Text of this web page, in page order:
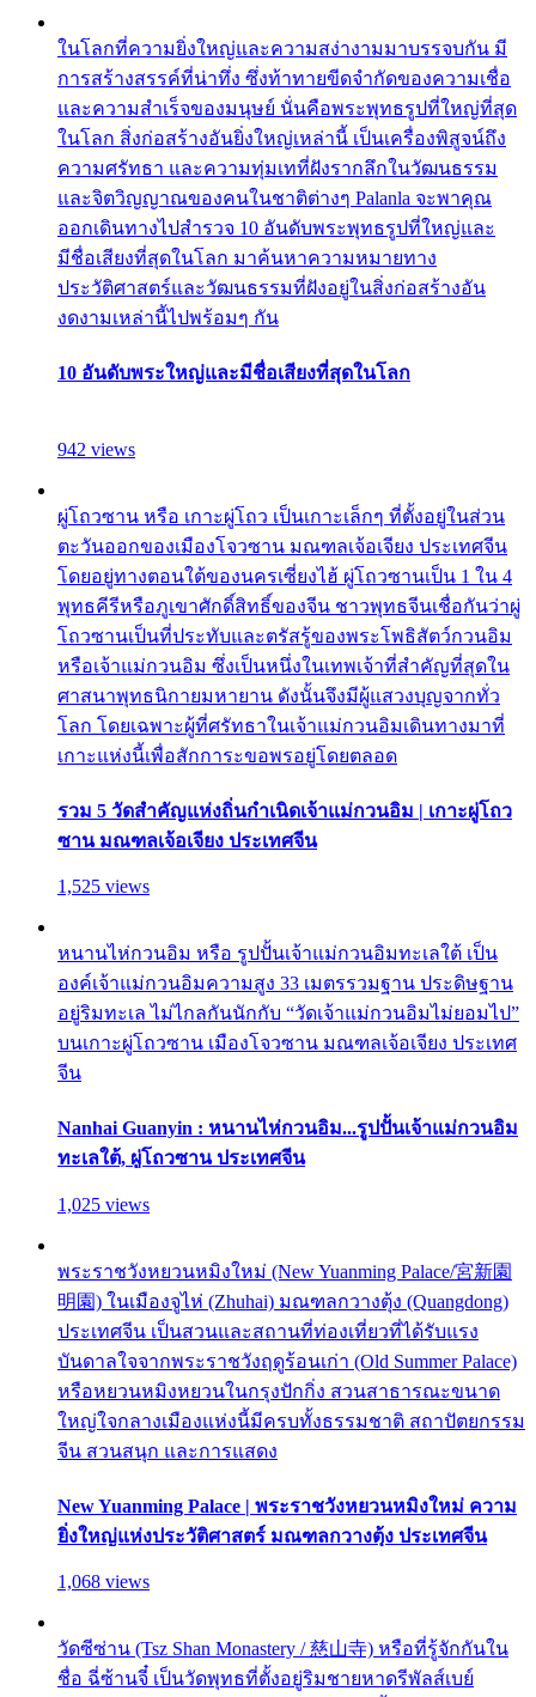
ในโลกที่ความยิ่งใหญ่และความสง่างามมาบรรจบกัน มี
การสร้างสรรค์ที่น่าทึ่ง ซึ่งท้าทายขีดจำกัดของความเชื่อ
และความสำเร็จของมนุษย์ นั่นคือพระพุทธรูปที่ใหญ่ที่สุด
ในโลก สิ่งก่อสร้างอันยิ่งใหญ่เหล่านี้ เป็นเครื่องพิสูจน์ถึง
ความศรัทธา และความทุ่มเทที่ฝังรากลึกในวัฒนธรรม
และจิตวิญญาณของคนในชาติต่างๆ Palanla จะพาคุณ
ออกเดินทางไปสำรวจ 10 อันดับพระพุทธรูปที่ใหญ่และ
มีชื่อเสียงที่สุดในโลก มาค้นหาความหมายทาง
ประวัติศาสตร์และวัฒนธรรมที่ฝังอยู่ในสิ่งก่อสร้างอัน
งดงามเหล่านี้ไปพร้อมๆ กัน
10 อันดับพระใหญ่และมีชื่อเสียงที่สุดในโลก
942 views
ผู่โถวซาน หรือ เกาะผู่โถว เป็นเกาะเล็กๆ ที่ตั้งอยู่ในส่วน
ตะวันออกของเมืองโจวซาน มณฑลเจ้อเจียง ประเทศจีน
โดยอยู่ทางตอนใต้ของนครเซี่ยงไฮ้ ผู่โถวซานเป็น 1 ใน 4
พุทธคีรีหรือภูเขาศักดิ์สิทธิ์ของจีน ชาวพุทธจีนเชื่อกันว่าผู่
โถวซานเป็นที่ประทับและตรัสรู้ของพระโพธิสัตว์กวนอิม
หรือเจ้าแม่กวนอิม ซึ่งเป็นหนึ่งในเทพเจ้าที่สำคัญที่สุดใน
ศาสนาพุทธนิกายมหายาน ดังนั้นจึงมีผู้แสวงบุญจากทั่ว
โลก โดยเฉพาะผู้ที่ศรัทธาในเจ้าแม่กวนอิมเดินทางมาที่
เกาะแห่งนี้เพื่อสักการะขอพรอยู่โดยตลอด
รวม 5 วัดสำคัญแห่งถิ่นกำเนิดเจ้าแม่กวนอิม | เกาะผู่โถว
ซาน มณฑลเจ้อเจียง ประเทศจีน
1,525 views
หนานไห่กวนอิม หรือ รูปปั้นเจ้าแม่กวนอิมทะเลใต้ เป็น
องค์เจ้าแม่กวนอิมความสูง 33 เมตรรวมฐาน ประดิษฐาน
อยู่ริมทะเล ไม่ไกลกันนักกับ “วัดเจ้าแม่กวนอิมไม่ยอมไป”
บนเกาะผู่โถวซาน เมืองโจวซาน มณฑลเจ้อเจียง ประเทศ
จีน
Nanhai Guanyin : หนานไห่กวนอิม...รูปปั้นเจ้าแม่กวนอิม
ทะเลใต้, ผู่โถวซาน ประเทศจีน
1,025 views
พระราชวังหยวนหมิงใหม่ (New Yuanming Palace/宮新園
明園) ในเมืองจูไห่ (Zhuhai) มณฑลกวางตุ้ง (Quangdong)
ประเทศจีน เป็นสวนและสถานที่ท่องเที่ยวที่ได้รับแรง
บันดาลใจจากพระราชวังฤดูร้อนเก่า (Old Summer Palace)
หรือหยวนหมิงหยวนในกรุงปักกิ่ง สวนสาธารณะขนาด
ใหญ่ใจกลางเมืองแห่งนี้มีครบทั้งธรรมชาติ สถาปัตยกรรม
จีน สวนสนุก และการแสดง
New Yuanming Palace | พระราชวังหยวนหมิงใหม่ ความ
ยิ่งใหญ่แห่งประวัติศาสตร์ มณฑลกวางตุ้ง ประเทศจีน
1,068 views
วัดซีซ่าน (Tsz Shan Monastery / 慈山寺) หรือที่รู้จักกันใน
ชื่อ ฉี่ซ้านจี๋ เป็นวัดพุทธที่ตั้งอยู่ริมชายหาดรีพัลส์เบย์